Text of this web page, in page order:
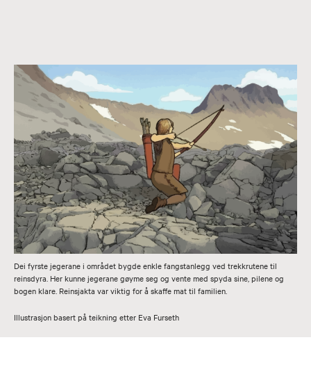
Dei fyrste jegerane i området bygde enkle fangstanlegg ved trekkrutene til
reinsdyra. Her kunne jegerane gøyme seg og vente med spyda sine, pilene og
bogen klare. Reinsjakta var viktig for å skaffe mat til familien.
Illustrasjon basert på teikning etter Eva Furseth